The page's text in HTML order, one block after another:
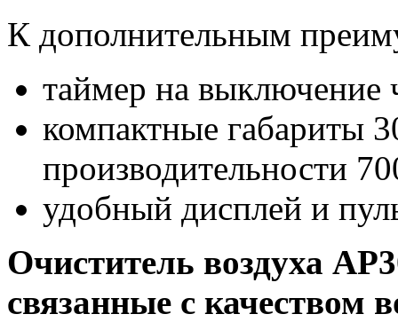
К дополнительным
таймер на выключение
компактные габариты
производительности
удобный дисплей и
Очиститель воздуха
связанные с качеством